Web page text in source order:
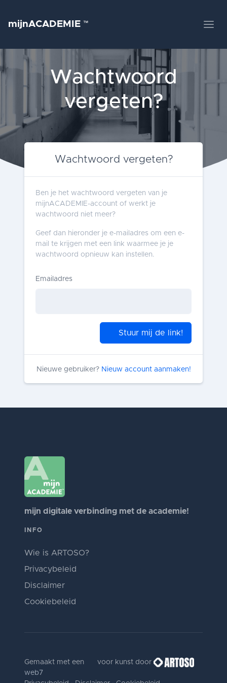
mijnACADEMIE ™
Wachtwoord
vergeten?
Wachtwoord vergeten?
Ben je het wachtwoord vergeten van je
mijnACADEMIE-account of werkt je
wachtwoord niet meer?
Geef dan hieronder je e-mailadres om een e-
mail te krijgen met een link waarmee je je
wachtwoord opnieuw kan instellen.
Emailadres
Stuur mij de link!
Nieuwe gebruiker? Nieuw account aanmaken!
mijn digitale verbinding met de academie!
INFO
Wie is ARTOSO?
Privacybeleid
Disclaimer
Cookiebeleid
Gemaakt met een
voor kunst door
web7